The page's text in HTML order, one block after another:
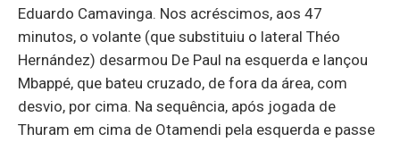
Eduardo Camavinga. Nos acréscimos, aos 47
minutos, o volante (que substituiu o lateral Théo
Hernández) desarmou De Paul na esquerda e lançou
Mbappé, que bateu cruzado, de fora da área, com
desvio, por cima. Na sequência, após jogada de
Thuram em cima de Otamendi pela esquerda e passe